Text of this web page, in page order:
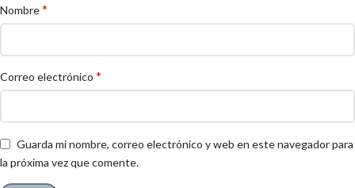
Nombre*
Correo electrónico *
Guarda mi nombre, correo electrónico y web en este navegador para
la próxima vez que comente.